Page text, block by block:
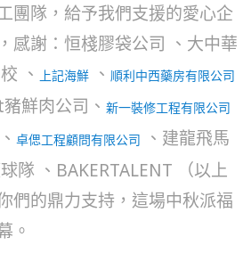
團隊，給予我們支援的愛心企
感謝：恒棧膠袋公司 、大中華
、
上記海鮮 、 順利中西藥房有限公司
鮮肉公司、 新一裝修工程有限公司
、 卓偲工程顧問有限公司
、建龍飛馬
隊 、BAKERTALENT （以上
們的鼎力支持，這場中秋派福
。